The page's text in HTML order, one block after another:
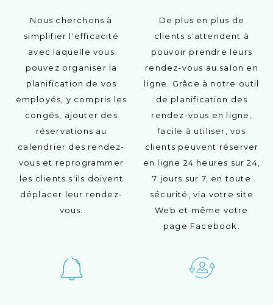
Nous cherchons à
simplifier l'efficacité
avec laquelle vous
pouvez organiser la
planification de vos
employés, y compris les
congés, ajouter des
réservations au
calendrier des rendez-
vous et reprogrammer
les clients s'ils doivent
déplacer leur rendez-
vous.
De plus en plus de
clients s'attendent à
pouvoir prendre leurs
rendez-vous au salon en
ligne. Grâce à notre outil
de planification des
rendez-vous en ligne,
facile à utiliser, vos
clients peuvent réserver
en ligne 24 heures sur 24,
7 jours sur 7, en toute
sécurité, via votre site
Web et même votre
page Facebook.